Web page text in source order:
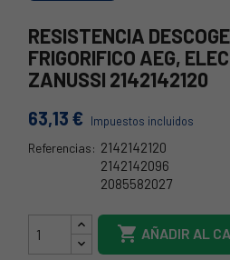
RESISTENCIA
FRIGORIFICO AEG,
ZANUSSI 2142142120
63,13 € Impuestos incluidos
Referencias: 2142142120
2142142096
2085582027
 AÑADIR AL